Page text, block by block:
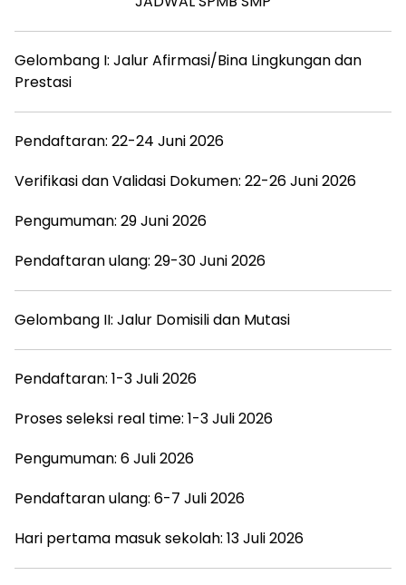
Gelombang I: Jalur Afirmasi/Bina Lingkungan dan
Prestasi
Pendaftaran: 22-24 Juni 2026
Verifikasi dan Validasi Dokumen: 22-26 Juni 2026
Pengumuman: 29 Juni 2026
Pendaftaran ulang: 29-30 Juni 2026
Gelombang II: Jalur Domisili dan Mutasi
Pendaftaran: 1-3 Juli 2026
Proses seleksi real time: 1-3 Juli 2026
Pengumuman: 6 Juli 2026
Pendaftaran ulang: 6-7 Juli 2026
Hari pertama masuk sekolah: 13 Juli 2026